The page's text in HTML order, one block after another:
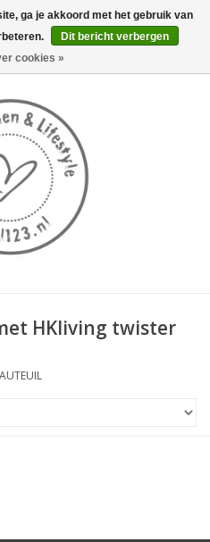
0 Artikelen - €0,00
HKliving twister
ga je akkoord met het gebruik van
Dit bericht verbergen
cookies »